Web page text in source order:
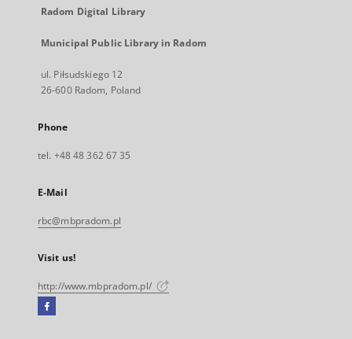
Radom Digital Library
Municipal Public Library in Radom
ul. Piłsudskiego 12
26-600 Radom, Poland
Phone
tel. +48 48 362 67 35
E-Mail
rbc@mbpradom.pl
Visit us!
http://www.mbpradom.pl/
Facebook